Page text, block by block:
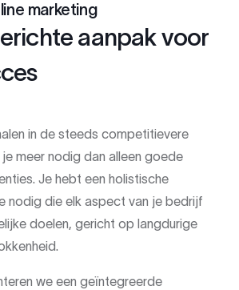
marketing
aanpak voor
in de steeds competitievere
meer nodig dan alleen goede
Je hebt een holistische
nodig die elk aspect van je bedrijf
doelen, gericht op langdurige
we een geïntegreerde